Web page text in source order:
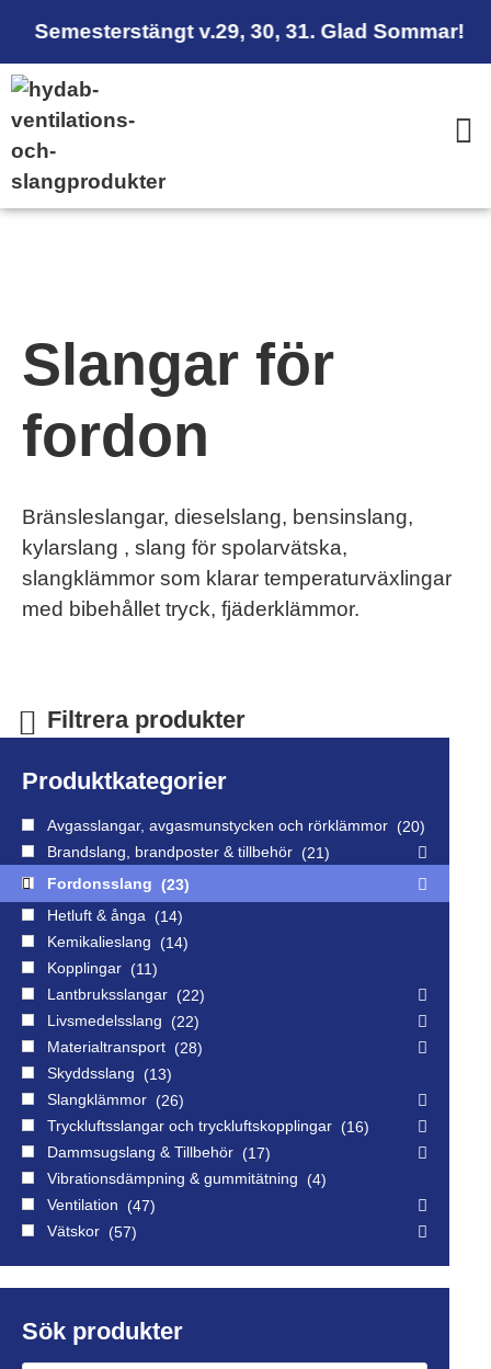
Semesterstängt v.29, 30, 31. Glad Sommar!
Slangar för
fordon
Bränsleslangar, dieselslang, bensinslang,
kylarslang , slang för spolarvätska,
slangklämmor som klarar temperaturväxlingar
med bibehållet tryck, fjäderklämmor.
Filtrera produkter
Produktkategorier
Avgasslangar, avgasmunstycken och rörklämmor
20
Brandslang, brandposter & tillbehör
21
Fordonsslang
23
Hetluft & ånga
14
Kemikalieslang
14
Kopplingar
11
Lantbruksslangar
22
Livsmedelsslang
22
Materialtransport
28
Skyddsslang
13
Slangklämmor
26
Tryckluftsslangar och tryckluftskopplingar
16
Dammsugslang & Tillbehör
17
Vibrationsdämpning & gummitätning
4
Ventilation
47
Vätskor
57
Sök produkter